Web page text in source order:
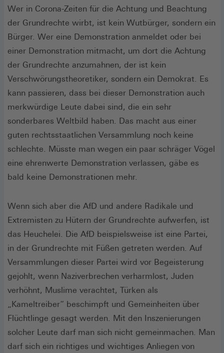
Wer in Corona-Zeiten für die Achtung und Beachtung
der Grundrechte wirbt, ist kein Wutbürger, sondern ein
Bürger. Wer eine Demonstration anmeldet oder bei
einer Demonstration mitmacht, um dort die Achtung
der Grundrechte anzumahnen, der ist kein
Verschwörungstheoretiker, sondern ein Demokrat. Es
kann passieren, dass bei dieser Demonstration auch
merkwürdige Leute dabei sind, die ein sehr
sonderbares Weltbild haben. Das macht aus einer
guten rechtsstaatlichen Versammlung noch keine
schlechte. Müsste man wegen ein paar schräger Vögel
eine ehrenwerte Demonstration verlassen, gäbe es
bald keine Demonstrationen mehr.
Wenn sich aber die AfD und andere Radikale und
Extremisten zu Hütern der Grundrechte aufwerfen, ist
das Heuchelei. Die AfD beispielsweise ist eine Partei,
in der Grundrechte mit Füßen getreten werden. Auf
Versammlungen dieser Partei wird vor Begeisterung
gejohlt, wenn Naziverbrechen verharmlost, Juden
verhöhnt, Muslime verachtet, Türken als
„Kameltreiber“ beschimpft und Gemeinheiten über
Flüchtlinge gesagt werden. Mit den Inszenierungen
solcher Leute darf man sich nicht gemeinmachen. Man
darf sich ein richtiges und wichtiges Anliegen von